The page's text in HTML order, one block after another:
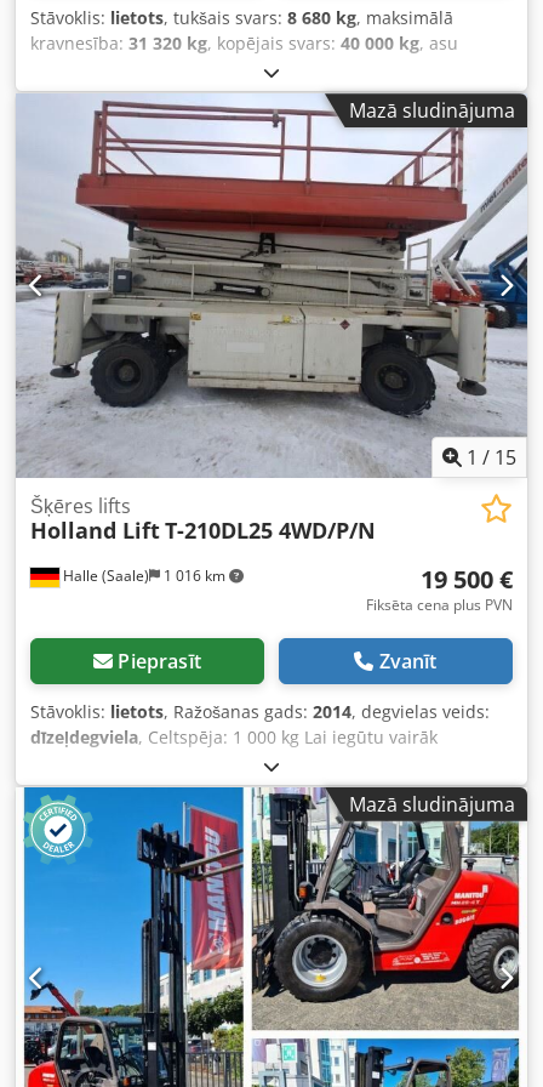
Stāvoklis: lietots, tukšais svars: 8 680 kg, maksimālā
kravnesība: 31 320 kg, kopējais svars: 40 000 kg, asu
, pirmā reģistrācija:
sistēma:cits, riepas izmērs:235/75R17,5, krāsa:cits,
pārnesuma veids:cits, priekšējās riepas izmērs:
235/75R17,5, aizmugurējās riepas izmērs:235/75R17,5
vadītāja kabīne:cits, emisijas klase: , Aprīkojums:
saspiestā gaisa bremze
Mazā sludinājuma
1 / 15
Halle (Saale) 1 016 km
Šķēres lifts
Holland LiftT-210DL25 4WD/P/N
19 500 €
Fiksēta cena plus PVN
Pieprasīt Zvanīt
Stāvoklis: lietots, Ražošanas gads: 2014, degvielas veids:
dīzeļdegviela, Celtspēja: 1 000 kg Lai iegūtu vairāk
informācijas, sazinieties ar Lietotas tehnikas centru.
Cedpfszfk Umex Af Usrf
Mazā sludinājuma